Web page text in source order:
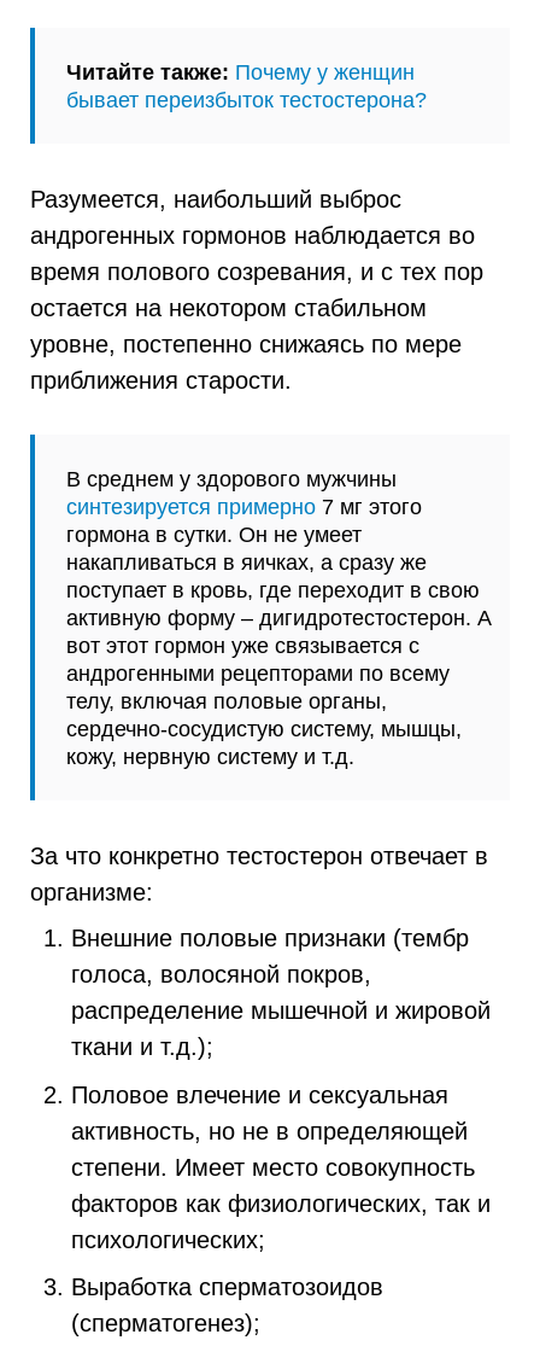
Читайте также: Почему у женщин
бывает переизбыток тестостерона?
Разумеется, наибольший выброс
андрогенных гормонов наблюдается во
время полового созревания, и с тех пор
остается на некотором стабильном
уровне, постепенно снижаясь по мере
приближения старости.
В среднем у здорового мужчины
синтезируется примерно 7 мг этого
гормона в сутки. Он не умеет
накапливаться в яичках, а сразу же
поступает в кровь, где переходит в свою
активную форму – дигидротестостерон. А
вот этот гормон уже связывается с
андрогенными рецепторами по всему
телу, включая половые органы,
сердечно-сосудистую систему, мышцы,
кожу, нервную систему и т.д.
За что конкретно тестостерон отвечает в
организме:
Внешние половые признаки (тембр
голоса, волосяной покров,
распределение мышечной и жировой
ткани и т.д.);
Половое влечение и сексуальная
активность, но не в определяющей
степени. Имеет место совокупность
факторов как физиологических, так и
психологических;
Выработка сперматозоидов
(сперматогенез);